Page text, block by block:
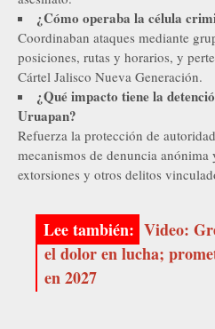
¿Cómo operaba la célula
Coordinaban ataques mediante
posiciones, rutas y horarios, y
Cártel Jalisco Nueva Generación.
¿Qué impacto tiene la
Uruapan?
Refuerza la protección de
mecanismos de denuncia
extorsiones y otros delitos
Video:
el dolor en lucha;
en 2027